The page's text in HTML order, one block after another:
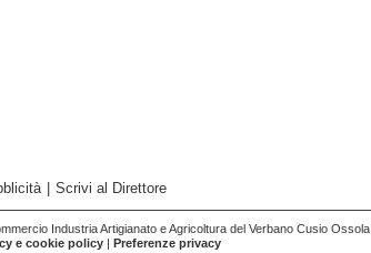
Scrivi al Direttore
Industria Artigianato e Agricoltura del Verbano Cusio Ossola
e cookie policy| Preferenze privacy